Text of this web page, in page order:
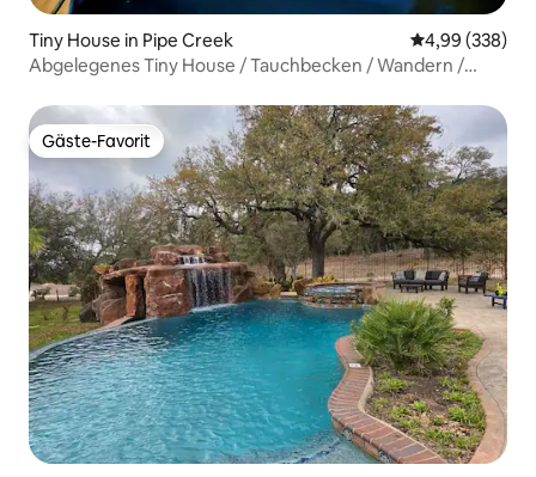
Tiny House in Pipe Creek
4,99 (338)
Abgelegenes Tiny House / Tauchbecken / Wandern /
Gäste-Favorit
Gäste-Favorit